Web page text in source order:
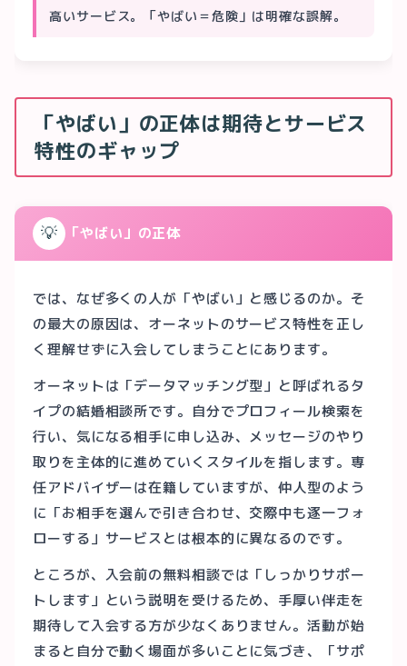
高いサービス。「やばい＝危険」は明確な誤解。
「やばい」の正体は期待とサービス
特性のギャップ
💡 「やばい」の正体
では、なぜ多くの人が「やばい」と感じるのか。そ
の最大の原因は、オーネットのサービス特性を正し
く理解せずに入会してしまうことにあります。
オーネットは「データマッチング型」と呼ばれるタ
イプの結婚相談所です。自分でプロフィール検索を
行い、気になる相手に申し込み、メッセージのやり
取りを主体的に進めていくスタイルを指します。専
任アドバイザーは在籍していますが、仲人型のよう
に「お相手を選んで引き合わせ、交際中も逐一フォ
ローする」サービスとは根本的に異なるのです。
ところが、入会前の無料相談では「しっかりサポー
トします」という説明を受けるため、手厚い伴走を
期待して入会する方が少なくありません。活動が始
まると自分で動く場面が多いことに気づき、「サポ